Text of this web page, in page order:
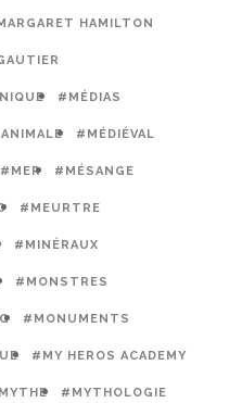
HAMILTON
#MÉDIAS
#MÉDIÉVAL
#MER #MÉSANGE
#MEURTRE
#MINÉRAUX
#MONSTRES
#MONUMENTS
#MY HEROS ACADEMY
#MYTHOLOGIE